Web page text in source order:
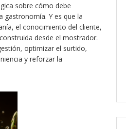
sobre cómo debe
gastronomía. Y es que la
el conocimiento del cliente,
desde el mostrador.
optimizar el surtido,
y reforzar la